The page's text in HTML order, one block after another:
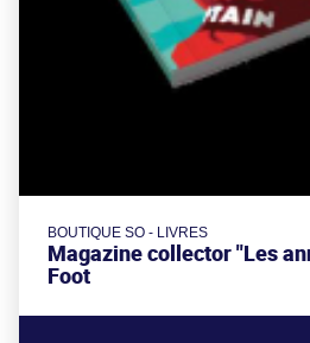
BOUTIQUE SO - LIVRES
Magazine collector "Les
Foot